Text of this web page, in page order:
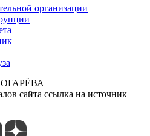
организации
ОГАРЁВА
сайта ссылка на источник